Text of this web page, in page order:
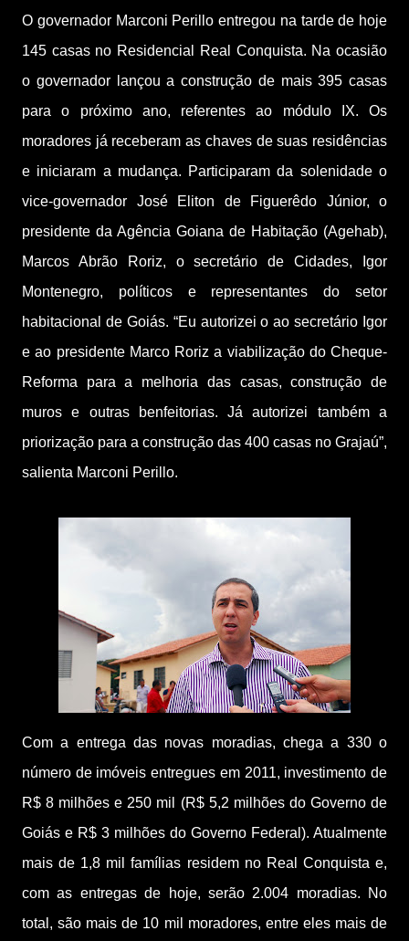
O governador Marconi Perillo entregou na tarde de hoje
145 casas no Residencial Real Conquista. Na ocasião
o governador lançou a construção de mais 395 casas
para o próximo ano, referentes ao módulo IX. Os
moradores já receberam as chaves de suas residências
e iniciaram a mudança. Participaram da solenidade o
vice-governador José Eliton de Figuerêdo Júnior, o
presidente da Agência Goiana de Habitação (Agehab),
Marcos Abrão Roriz, o secretário de Cidades, Igor
Montenegro, políticos e representantes do setor
habitacional de Goiás. “Eu autorizei o ao secretário Igor
e ao presidente Marco Roriz a viabilização do Cheque-
Reforma para a melhoria das casas, construção de
muros e outras benfeitorias. Já autorizei também a
priorização para a construção das 400 casas no Grajaú”,
salienta Marconi Perillo.
Com a entrega das novas moradias, chega a 330 o
número de imóveis entregues em 2011, investimento de
R$ 8 milhões e 250 mil (R$ 5,2 milhões do Governo de
Goiás e R$ 3 milhões do Governo Federal). Atualmente
mais de 1,8 mil famílias residem no Real Conquista e,
com as entregas de hoje, serão 2.004 moradias. No
total, são mais de 10 mil moradores, entre eles mais de